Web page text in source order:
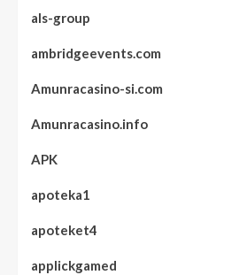
als-group
ambridgeevents.com
Amunracasino-si.com
Amunracasino.info
APK
apoteka1
apoteket4
applickgamed